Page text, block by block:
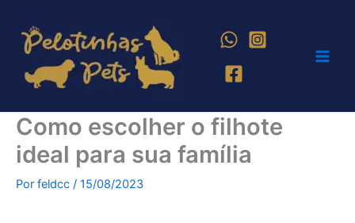
conteúdo
Como escolher o filhote
ideal para sua família
Por feldcc / 15/08/2023